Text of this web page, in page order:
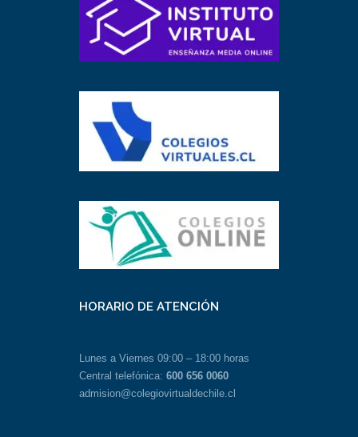
HORARIO DE ATENCIÓN
Lunes a Viernes 09:00 – 18:00 horas
Central telefónica: 600 656 0060
admision@colegiovirtualdechile.cl